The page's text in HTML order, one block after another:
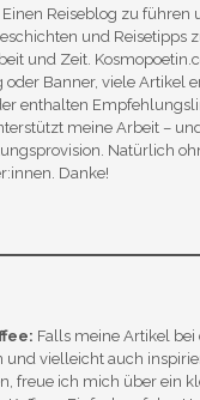
Einen Reiseblog zu führen
und Reisetipps
und Zeit.
oder Banner, viele Artikel
enthalten
meine Arbeit –
Natürlich
Danke!
Falls meine Artikel
und vielleicht auch
freue ich mich über ein